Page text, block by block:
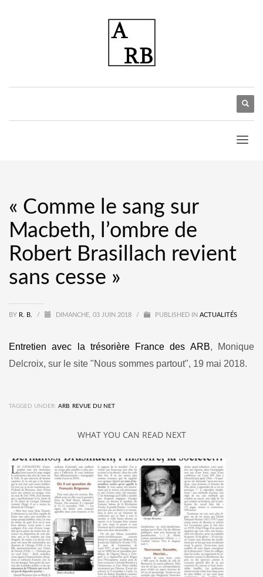
« Comme le sang sur
Macbeth, l’ombre de
Robert Brasillach revient
sans cesse »
BY R. B. / DIMANCHE, 03 JUIN 2018 / PUBLISHED IN ACTUALITÉS
Entretien avec la trésorière France des ARB, Monique
Delcroix, sur le site "Nous sommes partout", 19 mai 2018.
TAGGED UNDER: ARB REVUE DU NET
WHAT YOU CAN READ NEXT